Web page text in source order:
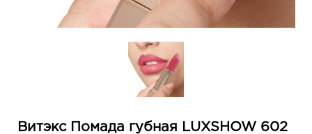
Витэкс Помада губная LUXSHOW 602